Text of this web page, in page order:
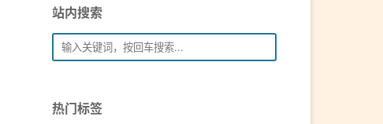
站内搜索
热门标签